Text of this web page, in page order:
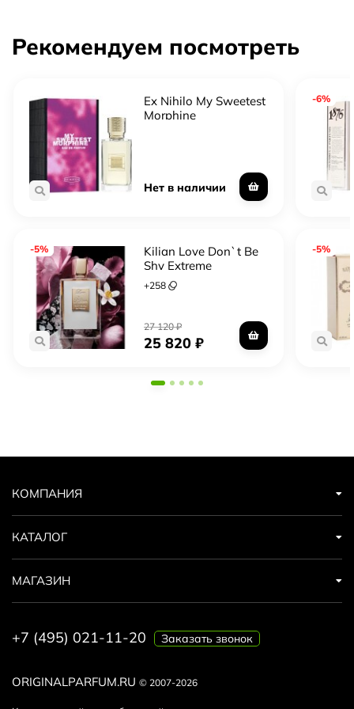
Рекомендуем посмотреть
Ex Nihilo My Sweetest
Morphine
Нет в наличии
-5%
Kilian Love Don`t Be
Shy Extreme
+258
27 120₽
25 820₽
-6%
-5%
ORIGINALPARFUM.RU © 2007-2026
КОМПАНИЯ
КАТАЛОГ
МАГАЗИН
+7 (495) 021-11-20 Заказать звонок